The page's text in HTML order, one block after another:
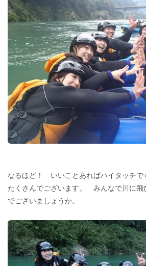
なるほど！ いいことあればハイタッチ
たくさんでございます。 みんなで川に飛
でございましょうか。